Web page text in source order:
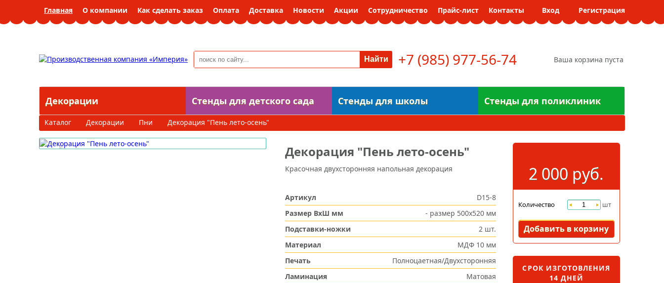
Главная О компании Как сделать заказ Оплата Доставка Новости Акции Сотрудничество Прайс-лист Контакты Вход Регистрация
+7 (985) 977-56-74 Ваша корзина пуста
Декорации Стенды для детского сада Стенды для школы Стенды для поликлиник
Каталог Декорации Пни Декорация "Пень лето-осень"
Декорация "Пень лето-осень"
Красочная двухсторонняя напольная декорация
Артикул
D15-8
Размер ВxШ мм
- размер 500х520 мм
Подставки-ножки
2 шт.
Материал
МДФ 10 мм
Печать
Полноцаетная/Двухсторонняя
Ламинация
Матовая
2 000 руб.
Количество шт
Добавить в корзину
СРОК ИЗГОТОВЛЕНИЯ
14 ДНЕЙ